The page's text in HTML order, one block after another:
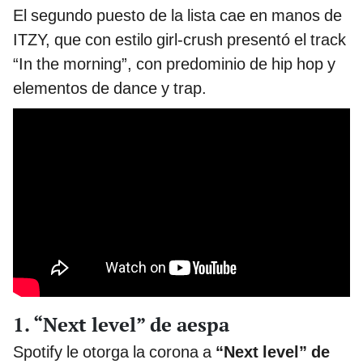
El segundo puesto de la lista cae en manos de
ITZY, que con estilo girl-crush presentó el track
“In the morning”, con predominio de hip hop y
elementos de dance y trap.
1. “Next level” de aespa
Spotify le otorga la corona a “Next level” de